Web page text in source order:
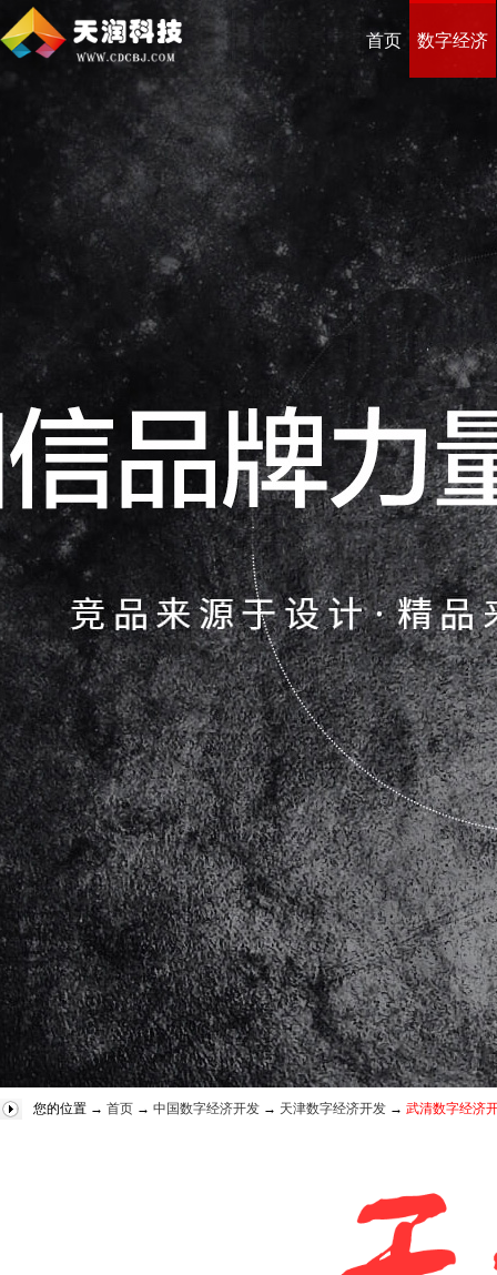
首页 数字经济
您的位置 → 首页 → 中国数字经济开发 → 天津数字经济开发 → 武清数字经济